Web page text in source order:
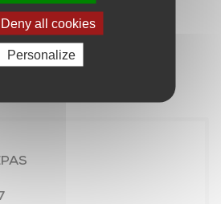
repas à domicile
85480 Bournezeau
Deny all cookies
Personalize